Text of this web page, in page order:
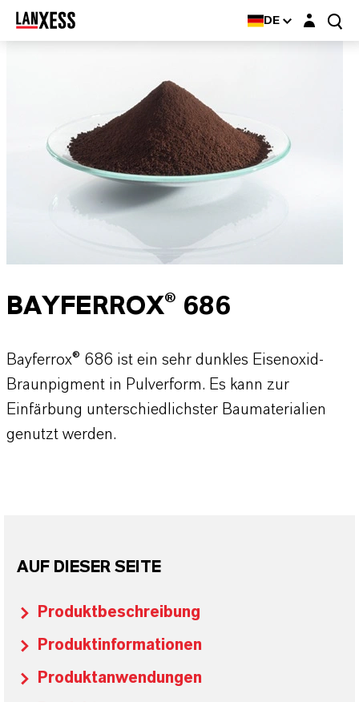
DE Login-Maske
BAYFERROX® 686
Bayferrox® 686 ist ein sehr dunkles Eisenoxid-
Braunpigment in Pulverform. Es kann zur
Einfärbung unterschiedlichster Baumaterialien
genutzt werden.
AUF DIESER SEITE
Produktbeschreibung
Produktinformationen
Produktanwendungen